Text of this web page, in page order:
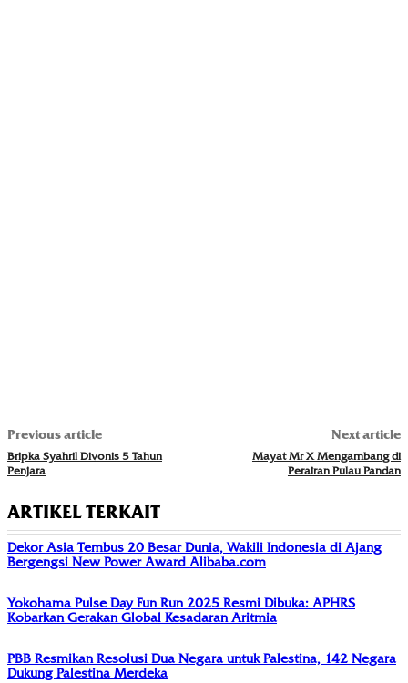
Previous article
Bripka Syahril Divonis 5 Tahun
Penjara
Next article
Mayat Mr X Mengambang di
Perairan Pulau Pandan
ARTIKEL TERKAIT
Dekor Asia Tembus 20 Besar Dunia, Wakili Indonesia di Ajang
Bergengsi New Power Award Alibaba.com
Yokohama Pulse Day Fun Run 2025 Resmi Dibuka: APHRS
Kobarkan Gerakan Global Kesadaran Aritmia
PBB Resmikan Resolusi Dua Negara untuk Palestina, 142 Negara
Dukung Palestina Merdeka